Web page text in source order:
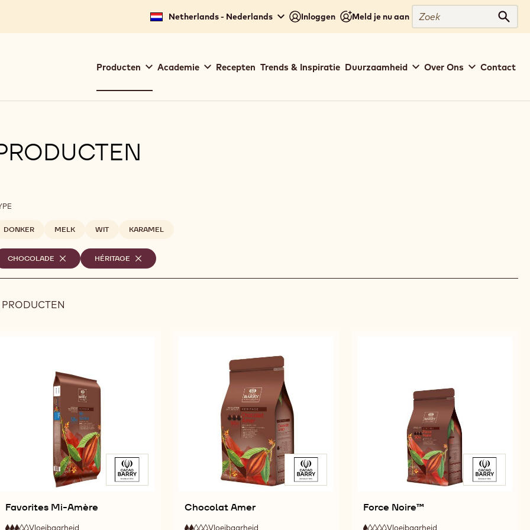
Netherlands - Nederlands Inloggen Meld je nu aan
Zoek
Zoek
navigation
Callebaut
Producten Academie Recepten Trends & Inspiratie Duurzaamheid Over Ons Contact
DONKER MELK WIT KARAMEL
filters
CHOCOLADE
REMOVE
FILTER
HÉRITAGE
REMOVE
FILTER
PRODUCTEN
Favorites Mi-Amère
Vloeibaarheid
Chocolat Amer
Vloeibaarheid
Force Noire™
Vloeibaarheid